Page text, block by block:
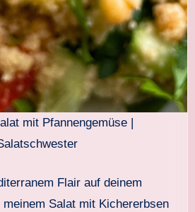
mit Pfannengemüse |
Flair auf deinem
Salat mit Kichererbsen